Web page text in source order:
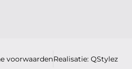
voorwaardenRealisatie: QStylez